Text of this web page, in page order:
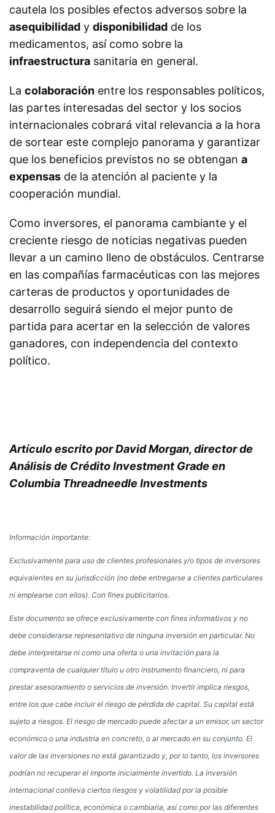
cautela los posibles efectos adversos sobre la
asequibilidad y disponibilidad de los
medicamentos, así como sobre la
infraestructura sanitaria en general.
La colaboración entre los responsables políticos,
las partes interesadas del sector y los socios
internacionales cobrará vital relevancia a la hora
de sortear este complejo panorama y garantizar
que los beneficios previstos no se obtengan a
expensas de la atención al paciente y la
cooperación mundial.
Como inversores, el panorama cambiante y el
creciente riesgo de noticias negativas pueden
llevar a un camino lleno de obstáculos. Centrarse
en las compañías farmacéuticas con las mejores
carteras de productos y oportunidades de
desarrollo seguirá siendo el mejor punto de
partida para acertar en la selección de valores
ganadores, con independencia del contexto
político.
Artículo escrito por David Morgan, director de
Análisis de Crédito Investment Grade en
Columbia Threadneedle Investments
Información importante:
Exclusivamente para uso de clientes profesionales y/o tipos de inversores
equivalentes en su jurisdicción (no debe entregarse a clientes particulares
ni emplearse con ellos). Con fines publicitarios.
Este documento se ofrece exclusivamente con fines informativos y no
debe considerarse representativo de ninguna inversión en particular. No
debe interpretarse ni como una oferta o una invitación para la
compraventa de cualquier título u otro instrumento financiero, ni para
prestar asesoramiento o servicios de inversión. Invertir implica riesgos,
entre los que cabe incluir el riesgo de pérdida de capital. Su capital está
sujeto a riesgos. El riesgo de mercado puede afectar a un emisor, un sector
económico o una industria en concreto, o al mercado en su conjunto. El
valor de las inversiones no está garantizado y, por lo tanto, los inversores
podrían no recuperar el importe inicialmente invertido. La inversión
internacional conlleva ciertos riesgos y volatilidad por la posible
inestabilidad política, económica o cambiaria, así como por las diferentes